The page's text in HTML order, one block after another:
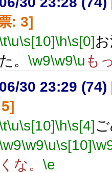
: 3]
\u\s[10]\h\s[0]
た。 \w9\w9\u も
30 23:29 (74)
\u\s[10]\h\s[4]
\w9\u\s[10]
くな。 \e